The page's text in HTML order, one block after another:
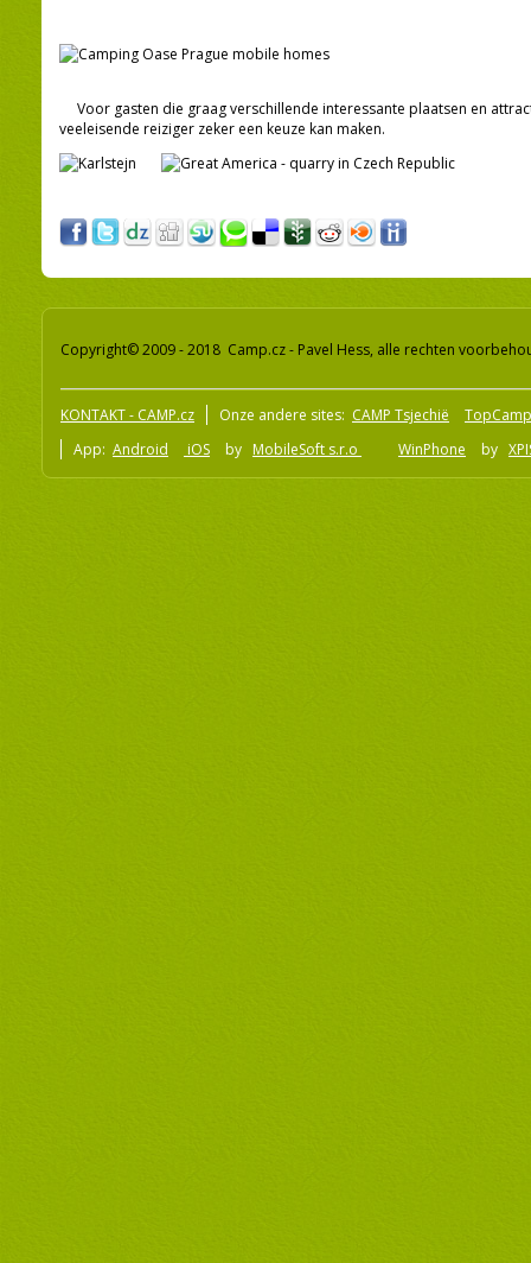
Voor gasten die graag verschillende interessante plaatsen en
veeleisende reiziger zeker een keuze kan maken.
Copyright© 2009 - 2018 Camp.cz - Pavel Hess, alle rechten
KONTAKT - CAMP.cz Onze andere sites: CAMP Tsjechië
App: Android iOS by MobileSoft s.r.o WinPhone by